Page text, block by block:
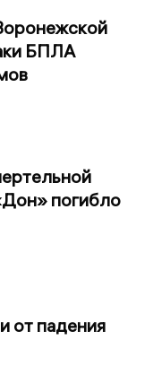
БПЛА
погибло
от падения